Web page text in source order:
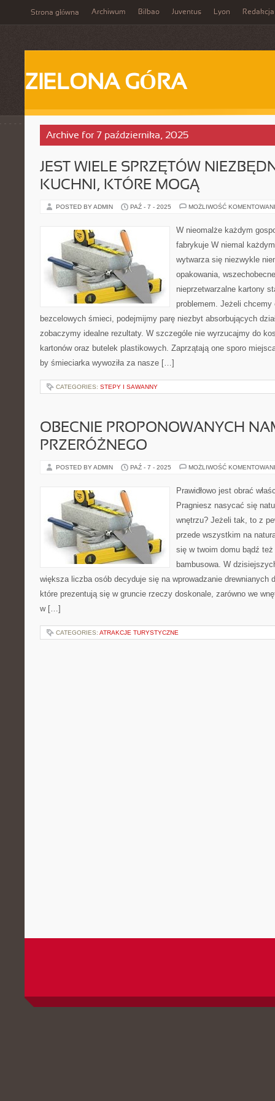
Strona główna Archiwum Bilbao Juventus Lyon Redakcja
ZIELONA GÓRA
Archive for 7 października, 2025
JEST WIELE SPRZĘTÓW
KUCHNI, KTÓRE MOGĄ
POSTED BY ADMIN PAŹ - 7 - 2025 MOŻLIWOŚĆ
W nieomalże każdym
fabrykuje W niemal
wytwarza się niezwykle
opakowania,
nieprzetwarzalne kartony
problemem. Jeżeli
bezcelowych śmieci, podejmijmy parę niezbyt absorbujących
zobaczymy idealne rezultaty. W szczególe nie wyrzucajmy do
kartonów oraz butelek plastikowych. Zaprzątają one sporo
by śmieciarka wywoziła za nasze […]
CATEGORIES: STEPY I SAWANNY
OBECNIE PROPONOWANYCH
PRZERÓŻNEGO
POSTED BY ADMIN PAŹ - 7 - 2025 MOŻLIWOŚĆ
Prawidłowo jest obrać
Pragniesz nasycać się
wnętrzu? Jeżeli tak, to z
przede wszystkim na
się w twoim domu bądź
bambusowa. W
większa liczba osób decyduje się na wprowadzanie drewnianych
które prezentują się w gruncie rzeczy doskonale, zarówno we
w […]
CATEGORIES: ATRAKCJE TURYSTYCZNE